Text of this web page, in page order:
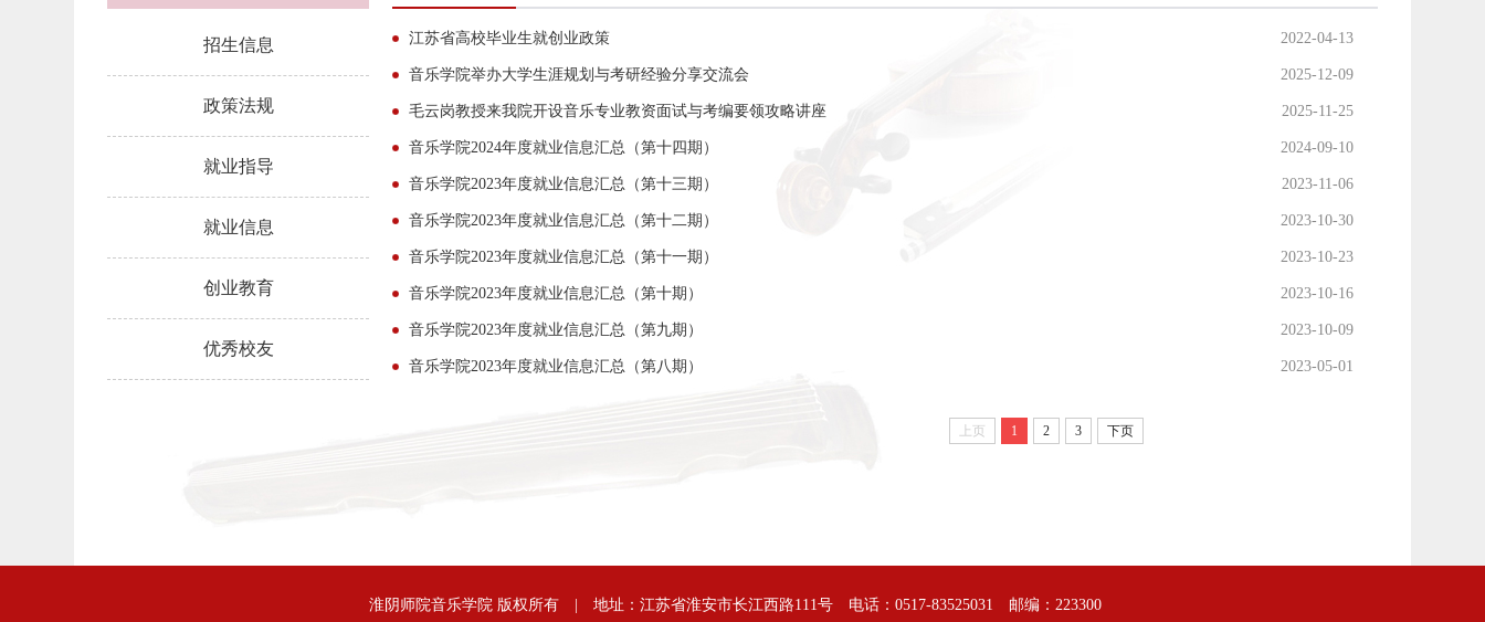
招生信息
政策法规
就业指导
就业信息
创业教育
优秀校友
2022-04-13
江苏省高校毕业生就创业政策
2025-12-09
音乐学院举办大学生涯规划与考研经验分享交流会
2025-11-25
毛云岗教授来我院开设音乐专业教资面试与考编要领攻略讲座
2024-09-10
音乐学院2024年度就业信息汇总（第十四期）
2023-11-06
音乐学院2023年度就业信息汇总（第十三期）
2023-10-30
音乐学院2023年度就业信息汇总（第十二期）
2023-10-23
音乐学院2023年度就业信息汇总（第十一期）
2023-10-16
音乐学院2023年度就业信息汇总（第十期）
2023-10-09
音乐学院2023年度就业信息汇总（第九期）
2023-05-01
音乐学院2023年度就业信息汇总（第八期）
上页 1 2 3 下页
淮阴师院音乐学院 版权所有 | 地址：江苏省淮安市长江西路111号 电话：0517-83525031 邮编：223300